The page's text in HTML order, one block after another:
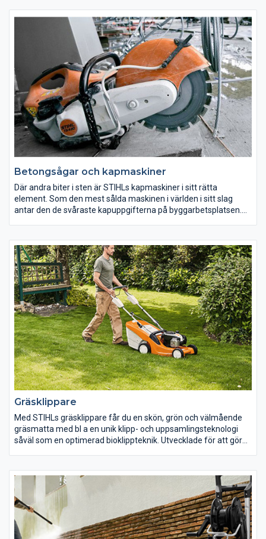
Så sätt i batteriet, tryck på startknappen och börja använda
batteridrivna produkter redan idag.
Betongsågar och kapmaskiner
Där andra biter i sten är STIHLs kapmaskiner i sitt rätta
element. Som den mest sålda maskinen i världen i sitt slag
antar den de svåraste kapuppgifterna på byggarbetsplatsen.
betongsågen har STIHLs kapmaskiner fått det perfekta
komplementet: GS 461 får högsta betyg med hög skäreffekt,
låg vikt och en konstruktion som gör att den kommer åt överallt.
Speciellt vid håltagning i väggar och kapning av rör i trånga
utrymmen visar den sig från sin bästa sida.
Gräsklippare
Med STIHLs gräsklippare får du en skön, grön och välmående
gräsmatta med bl a en unik klipp- och uppsamlingsteknologi
såväl som en optimerad bioklippteknik. Utvecklade för att göra
eller bensinklippare – STIHL har en gräsklippare för dig.